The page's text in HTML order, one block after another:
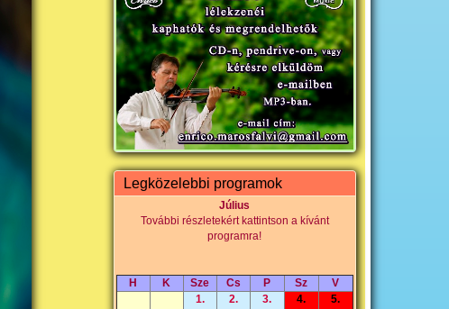
Legközelebbi programok
Július
További részletekért kattintson a kívánt
programra!
H K Sze Cs P Sz
V
1.
2.
3.
4. 5.